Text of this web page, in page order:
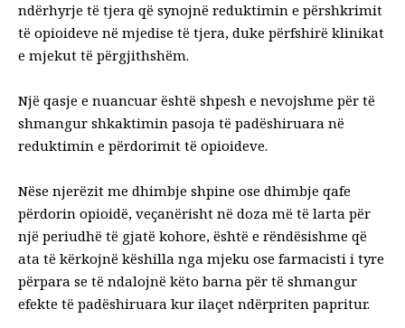
ndërhyrje të tjera që synojnë reduktimin e përshkrimit
të opioideve në mjedise të tjera, duke përfshirë klinikat
e mjekut të përgjithshëm.
Një qasje e nuancuar është shpesh e nevojshme për të
shmangur shkaktimin pasoja të padëshiruara në
reduktimin e përdorimit të opioideve.
Nëse njerëzit me dhimbje shpine ose dhimbje qafe
përdorin opioidë, veçanërisht në doza më të larta për
një periudhë të gjatë kohore, është e rëndësishme që
ata të kërkojnë këshilla nga mjeku ose farmacisti i tyre
përpara se të ndalojnë këto barna për të shmangur
efekte të padëshiruara kur ilaçet ndërpriten papritur.